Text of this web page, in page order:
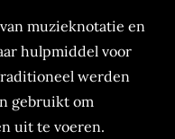
muzieknotatie en
hulpmiddel voor
werden
gebruikt om
uit te voeren.